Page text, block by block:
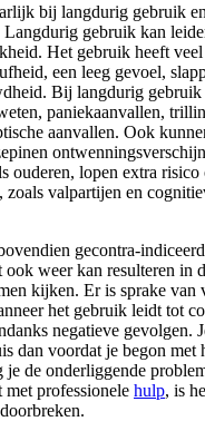
bij langdurig gebruik
gebruik kan
Het gebruik heeft
een leeg gevoel,
Bij langdurig gebruik
paniekaanvallen,
aanvallen. Ook
ouderen, lopen extra
zoals valpartijen en
gecontra-
weer kan resulteren in
kijken. Er is sprake van
het gebruik leidt tot
negatieve gevolgen.
dan voordat je begon met
je de onderliggende
met professionele hulp, is